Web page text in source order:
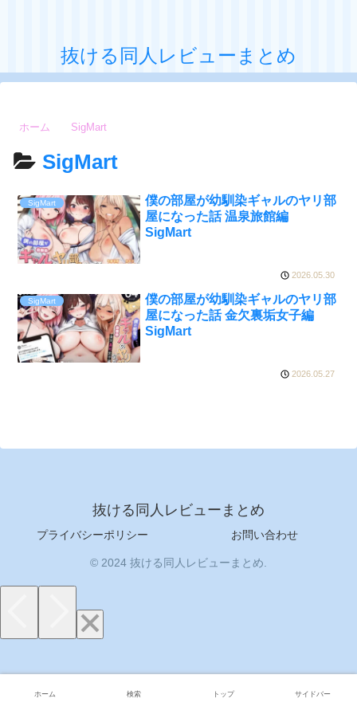
抜ける同人レビューまとめ
ホーム SigMart
SigMart
SigMart
僕の部屋が幼馴染ギャルのヤリ部
屋になった話 温泉旅館編
SigMart
2026.05.30
SigMart
僕の部屋が幼馴染ギャルのヤリ部
屋になった話 金欠裏垢女子編
SigMart
2026.05.27
抜ける同人レビューまとめ
プライバシーポリシー お問い合わせ
© 2024 抜ける同人レビューまとめ.
ホーム 検索 トップ サイドバー